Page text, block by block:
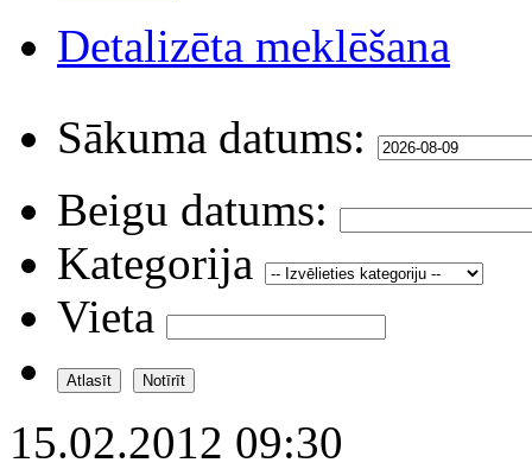
Detalizēta meklēšana
Sākuma datums:
Beigu datums:
Kategorija
Vieta
15.02.2012 09:30